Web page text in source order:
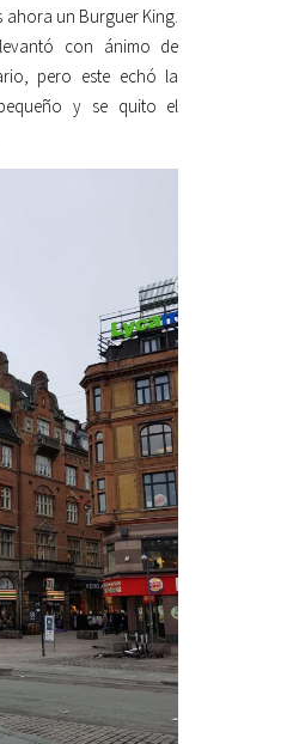
ahora un Burguer King.
con ánimo de
pero este echó la
y se quito el